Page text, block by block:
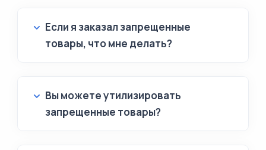
Если я заказал запрещенные
товары, что мне делать?
Вы можете утилизировать
запрещенные товары?